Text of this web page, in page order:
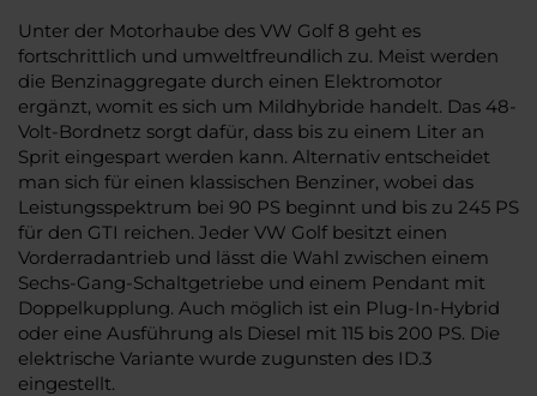
Unter der Motorhaube des VW Golf 8 geht es
fortschrittlich und umweltfreundlich zu. Meist werden
die Benzinaggregate durch einen Elektromotor
ergänzt, womit es sich um Mildhybride handelt. Das 48-
Volt-Bordnetz sorgt dafür, dass bis zu einem Liter an
Sprit eingespart werden kann. Alternativ entscheidet
man sich für einen klassischen Benziner, wobei das
Leistungsspektrum bei 90 PS beginnt und bis zu 245 PS
für den GTI reichen. Jeder VW Golf besitzt einen
Vorderradantrieb und lässt die Wahl zwischen einem
Sechs-Gang-Schaltgetriebe und einem Pendant mit
Doppelkupplung. Auch möglich ist ein Plug-In-Hybrid
oder eine Ausführung als Diesel mit 115 bis 200 PS. Die
elektrische Variante wurde zugunsten des ID.3
eingestellt.